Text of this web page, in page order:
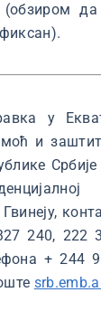
да
у
и
Гвинеју,
240, 222
+ 244